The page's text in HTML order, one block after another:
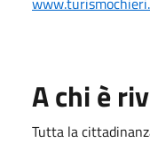
A chi è
Tutta la